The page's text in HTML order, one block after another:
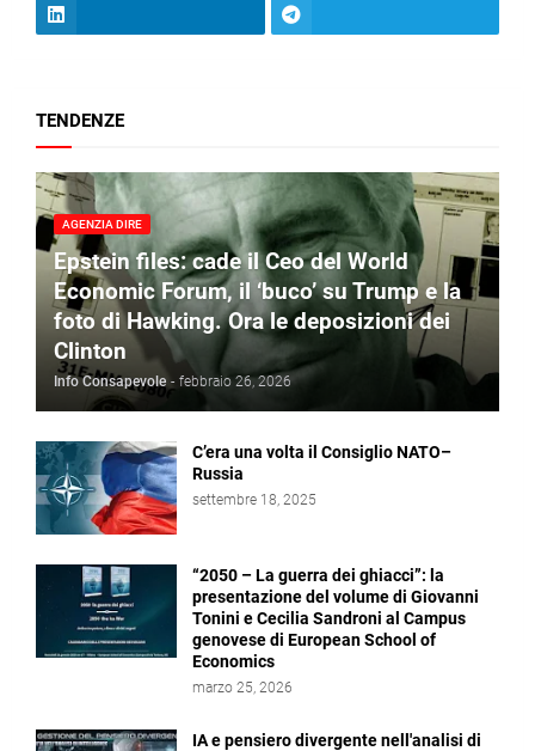
TENDENZE
AGENZIA DIRE
Epstein files: cade il Ceo del World
Economic Forum, il ‘buco’ su Trump e la
foto di Hawking. Ora le deposizioni dei
Clinton
Info Consapevole - febbraio 26, 2026
C’era una volta il Consiglio NATO–
Russia
settembre 18, 2025
“2050 – La guerra dei ghiacci”: la
presentazione del volume di Giovanni
Tonini e Cecilia Sandroni al Campus
genovese di European School of
Economics
marzo 25, 2026
IA e pensiero divergente nell'analisi di